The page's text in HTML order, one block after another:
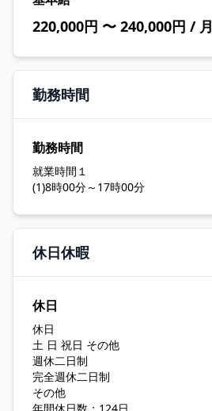
220,000円 〜 240,000円 / 月
勤務時間
勤務時間
就業時間１
(1)8時00分～17時00分
休日休暇
休日
休日
土 日 祝日 その他
週休二日制
完全週休二日制
その他